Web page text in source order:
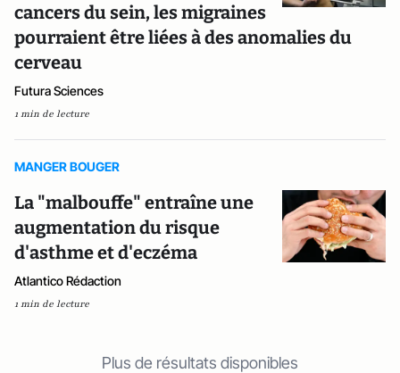
cancers du sein, les migraines
pourraient être liées à des anomalies du
cerveau
Futura Sciences
1 min de lecture
MANGER BOUGER
La "malbouffe" entraîne une
augmentation du risque
d'asthme et d'eczéma
Atlantico Rédaction
1 min de lecture
Plus de résultats disponibles